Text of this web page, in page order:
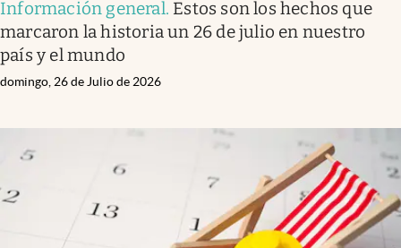
Información general. Estos son los hechos que
marcaron la historia un 26 de julio en nuestro
país y el mundo
domingo, 26 de Julio de 2026